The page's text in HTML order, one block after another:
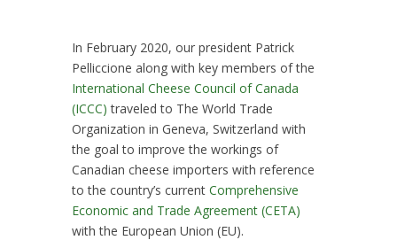
In February 2020, our president Patrick
Pelliccione along with key members of the
International Cheese Council of Canada
(ICCC) traveled to The World Trade
Organization in Geneva, Switzerland with
the goal to improve the workings of
Canadian cheese importers with reference
to the country’s current Comprehensive
Economic and Trade Agreement (CETA)
with the European Union (EU).